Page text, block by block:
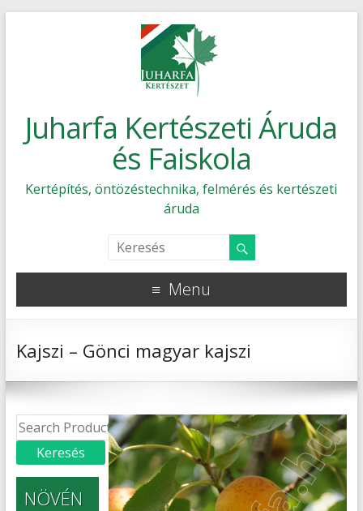
Juharfa Kertészeti Áruda
és Faiskola
Kertépítés, öntözéstechnika, felmérés és kertészeti
áruda
Menu
Kajszi – Gönci magyar kajszi
NÖVÉN